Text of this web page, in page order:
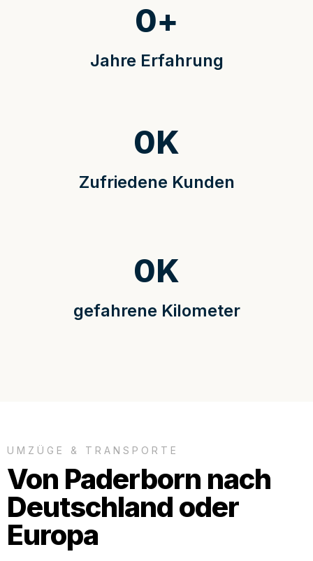
Jahre Erfahrung
0+
Zufriedene Kunden
0K
gefahrene Kilometer
0K
UMZÜGE & TRANSPORTE
Von Paderborn nach
Deutschland oder
Europa